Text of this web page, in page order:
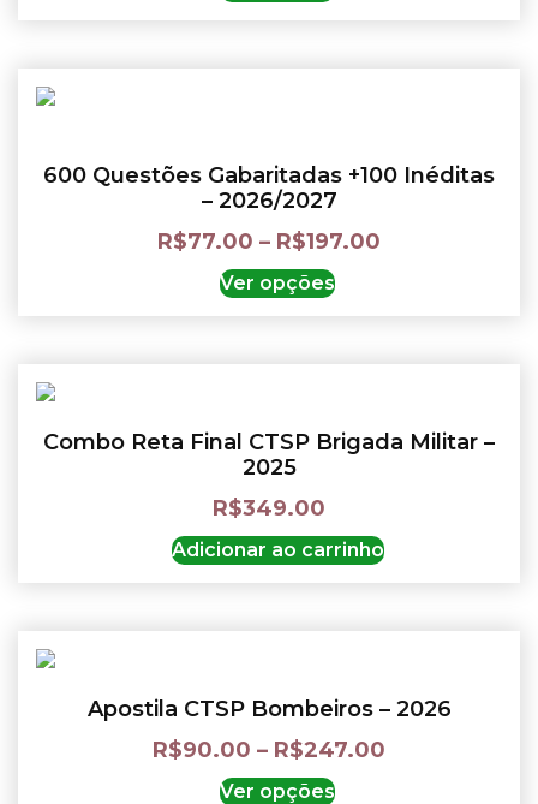
600 Questões Gabaritadas +100 Inéditas
– 2026/2027
R$77.00 – R$197.00
Ver opções
Combo Reta Final CTSP Brigada Militar –
2025
R$349.00
Adicionar ao carrinho
Apostila CTSP Bombeiros – 2026
R$90.00 – R$247.00
Ver opções